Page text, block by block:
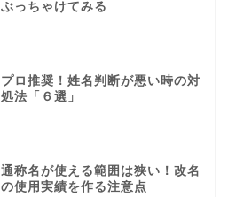
ぶっちゃけてみる
プロ推奨！姓名判断が悪い時の対
処法「６選」
通称名が使える範囲は狭い！改名
の使用実績を作る注意点